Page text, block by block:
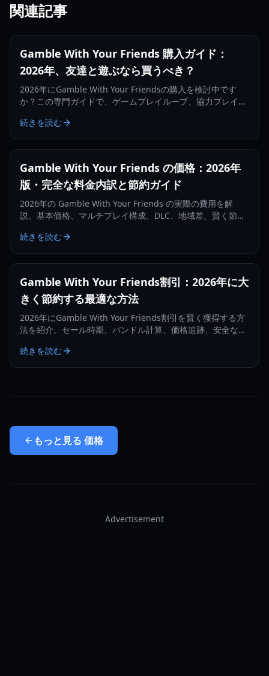
関連記事
Gamble With Your Friends 購入ガイド：
2026年、友達と遊ぶなら買うべき？
2026年にGamble With Your Friendsの購入を検討中です
か？この専門ガイドで、ゲームプレイループ、協力プレイの
続きを読む
Gamble With Your Friends の価格：2026年
版・完全な料金内訳と節約ガイド
2026年の Gamble With Your Friends の実際の費用を解
説。基本価格、マルチプレイ構成、DLC、地域差、賢く節約
続きを読む
Gamble With Your Friends割引：2026年に大
きく節約する最適な方法
2026年にGamble With Your Friends割引を賢く獲得する方
法を紹介。セール時期、バンドル計算、価格追跡、安全な購
続きを読む
もっと見る 価格
Advertisement